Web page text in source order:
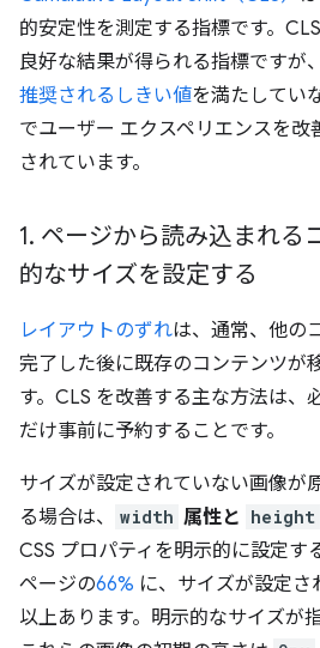
的安定性を測定する指標です。
良好な結果が得られる指標ですが、
推奨されるしきい値を満たしてい
でユーザー エクスペリエンスを改
されています。
1. ページから読み込まれる
的なサイズを設定する
レイアウトのずれは、通常、他の
完了した後に既存のコンテンツが
す。CLS を改善する主な方法は、
だけ事前に予約することです。
サイズが設定されていない画像が
る場合は、
width 属性と height
CSS プロパティを明示的に設定す
ページの66% に、サイズが設定さ
以上あります。明示的なサイズが